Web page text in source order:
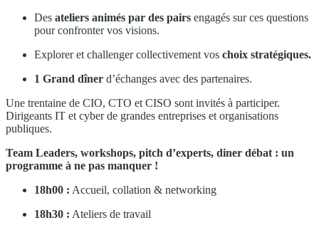
Des ateliers animés par des pairs engagés sur ces questions
pour confronter vos visions.
Explorer et challenger collectivement vos choix stratégiques.
1 Grand dîner d’échanges avec des partenaires.
Une trentaine de CIO, CTO et CISO sont invités à participer.
Dirigeants IT et cyber de grandes entreprises et organisations
publiques.
Team Leaders, workshops, pitch d’experts, diner débat : un
programme à ne pas manquer !
18h00 : Accueil, collation & networking
18h30 : Ateliers de travail